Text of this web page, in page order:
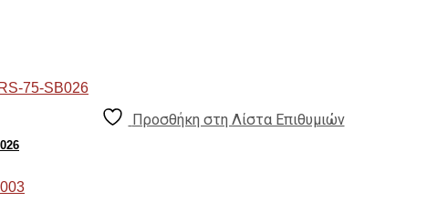
Προσθήκη στη Λίστα Επιθυμιών